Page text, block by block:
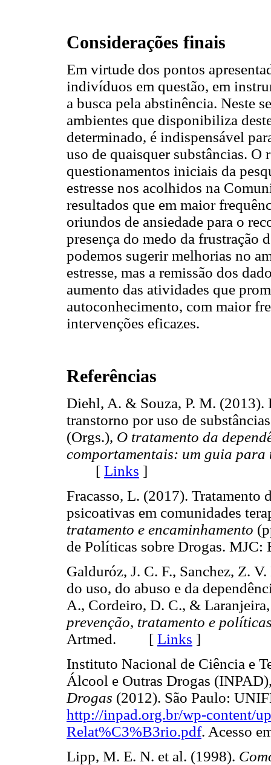
Considerações finais
Em virtude dos pontos
indivíduos em questão, em
a busca pela abstinência. Neste
ambientes que disponibiliza
determinado, é indispensável
uso de quaisquer substâncias. O
questionamentos iniciais da
estresse nos acolhidos na
resultados que em maior
oriundos de ansiedade para o
presença do medo da frustração
podemos sugerir melhorias no
estresse, mas a remissão dos
aumento das atividades que
autoconhecimento, com maior
intervenções eficazes.
Referências
Diehl, A. & Souza, P. M. (2013).
transtorno por uso de
(Orgs.), O tratamento da
comportamentais: um guia
[ Links ]
Fracasso, L. (2017). Tratamento
psicoativas em comunidades
tratamento e encaminhamento
de Políticas sobre Drogas.
Galduróz, J. C. F., Sanchez, Z.
do uso, do abuso e da
A., Cordeiro, D. C., &
prevenção, tratamento e
Artmed. [ Links ]
Instituto Nacional de Ciência e
Álcool e Outras Drogas
Drogas (2012). São Paulo:
http://inpad.org.br/wp-content/
Relat%C3%B3rio.pdf. Acesso
Lipp, M. E. N. et al. (1998).